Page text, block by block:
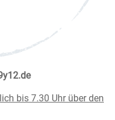
bis 7.30 Uhr über den